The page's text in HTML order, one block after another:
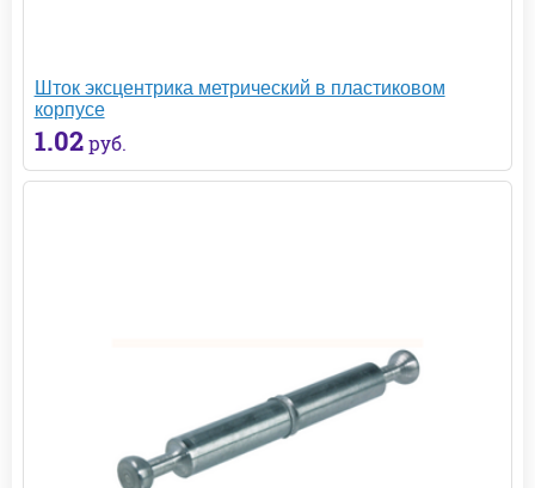
Шток эксцентрика метрический в пластиковом
корпусе
1.02 руб.